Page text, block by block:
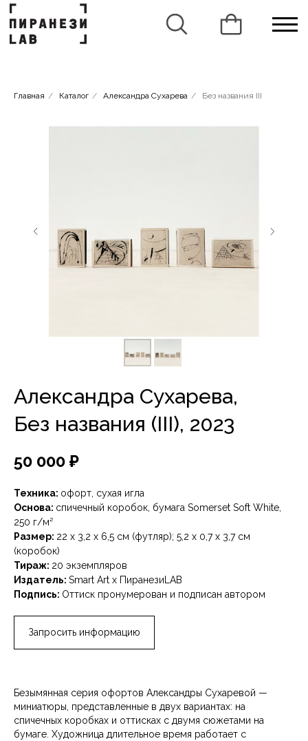
Главная / Каталог / Александра Сухарева / Без названия III
Александра Сухарева,
Без названия (III), 2023
50 000 ₽
Техника: офорт, сухая игла
Основа: спичечный коробок, бумага Somerset Soft White,
250 г/м²
Размер: 22 х 3,2 х 6,5 см (футляр); 5,2 х 0,7 х 3,7 см
(коробок)
Тираж: 20 экземпляров
Издатель: Smart Art x ПиранезиLAB
Подпись: Оттиск пронумерован и подписан автором
Запросить информацию
Безымянная серия офортов Александры Сухаревой —
миниатюры, представленные в двух вариантах: на
спичечных коробках и оттисках с двумя сюжетами на
бумаге. Художница длительное время работает с